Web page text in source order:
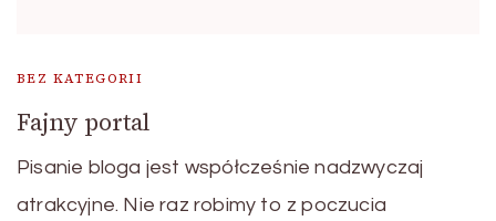
BEZ KATEGORII
Fajny portal
Pisanie bloga jest współcześnie nadzwyczaj
atrakcyjne. Nie raz robimy to z poczucia